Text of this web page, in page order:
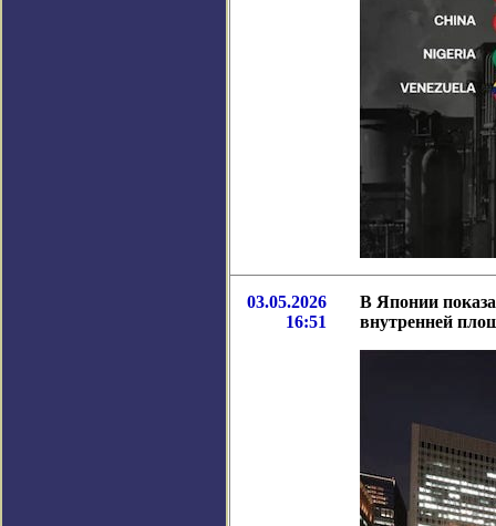
03.05.2026
16:51
В Японии
внутренней